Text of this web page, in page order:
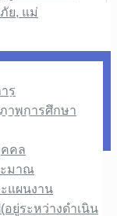
ย, แม่
ร
าพการศึกษา
คล
ะมาณ
แผนงาน
ยู่ระหว่างดำเนิน
ศาล ตำบลสบบง